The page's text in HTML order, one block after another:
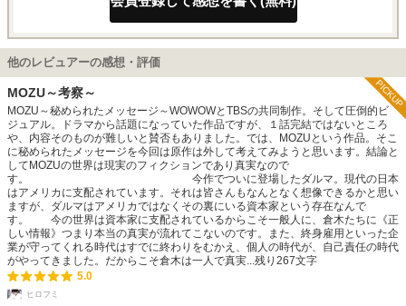
他のレビュアーの感想・評価
MOZU～考察～
MOZU～秘められたメッセージ～WOWOWとTBSの共同制作。そして圧倒的ビ
ジュアル。ドラマから話題になっていた作品ですが、１話完結ではないところ
や、内容そのものが難しいと賛否もありました。では、MOZUという作品。そこ
に秘められたメッセージを今回は原作は外して考えてみようと思います。結論と
してMOZUの世界は現実のフィクションであり真実なので
す。 今作でついに登場したダルマ。現代の日本
はアメリカに支配されています。それは皆さんもなんとなく想像できるかと思い
ますが、ダルマはアメリカではなくその裏にいる資本家という存在なんで
す。 今の世界は資本家に支配されているからこそ一般人に、倉木たちに《正
しい情報》つまり本当の真実が流れてこないのです。また、終身雇用といった企
業が守ってくれる時代はすでに終わりをむかえ、個人の時代が、自己責任の時代
がやってきました。だからこそ倉木は一人で真実...残り 267文字
5.0
ヒロフミ
PICKUP